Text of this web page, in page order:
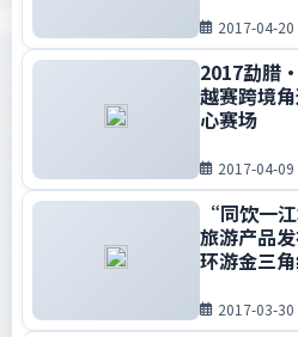
2017-04-20
2017勐腊
越赛跨境
心赛场
2017-04-09
“同饮一
旅游产品
环游金三
2017-03-30